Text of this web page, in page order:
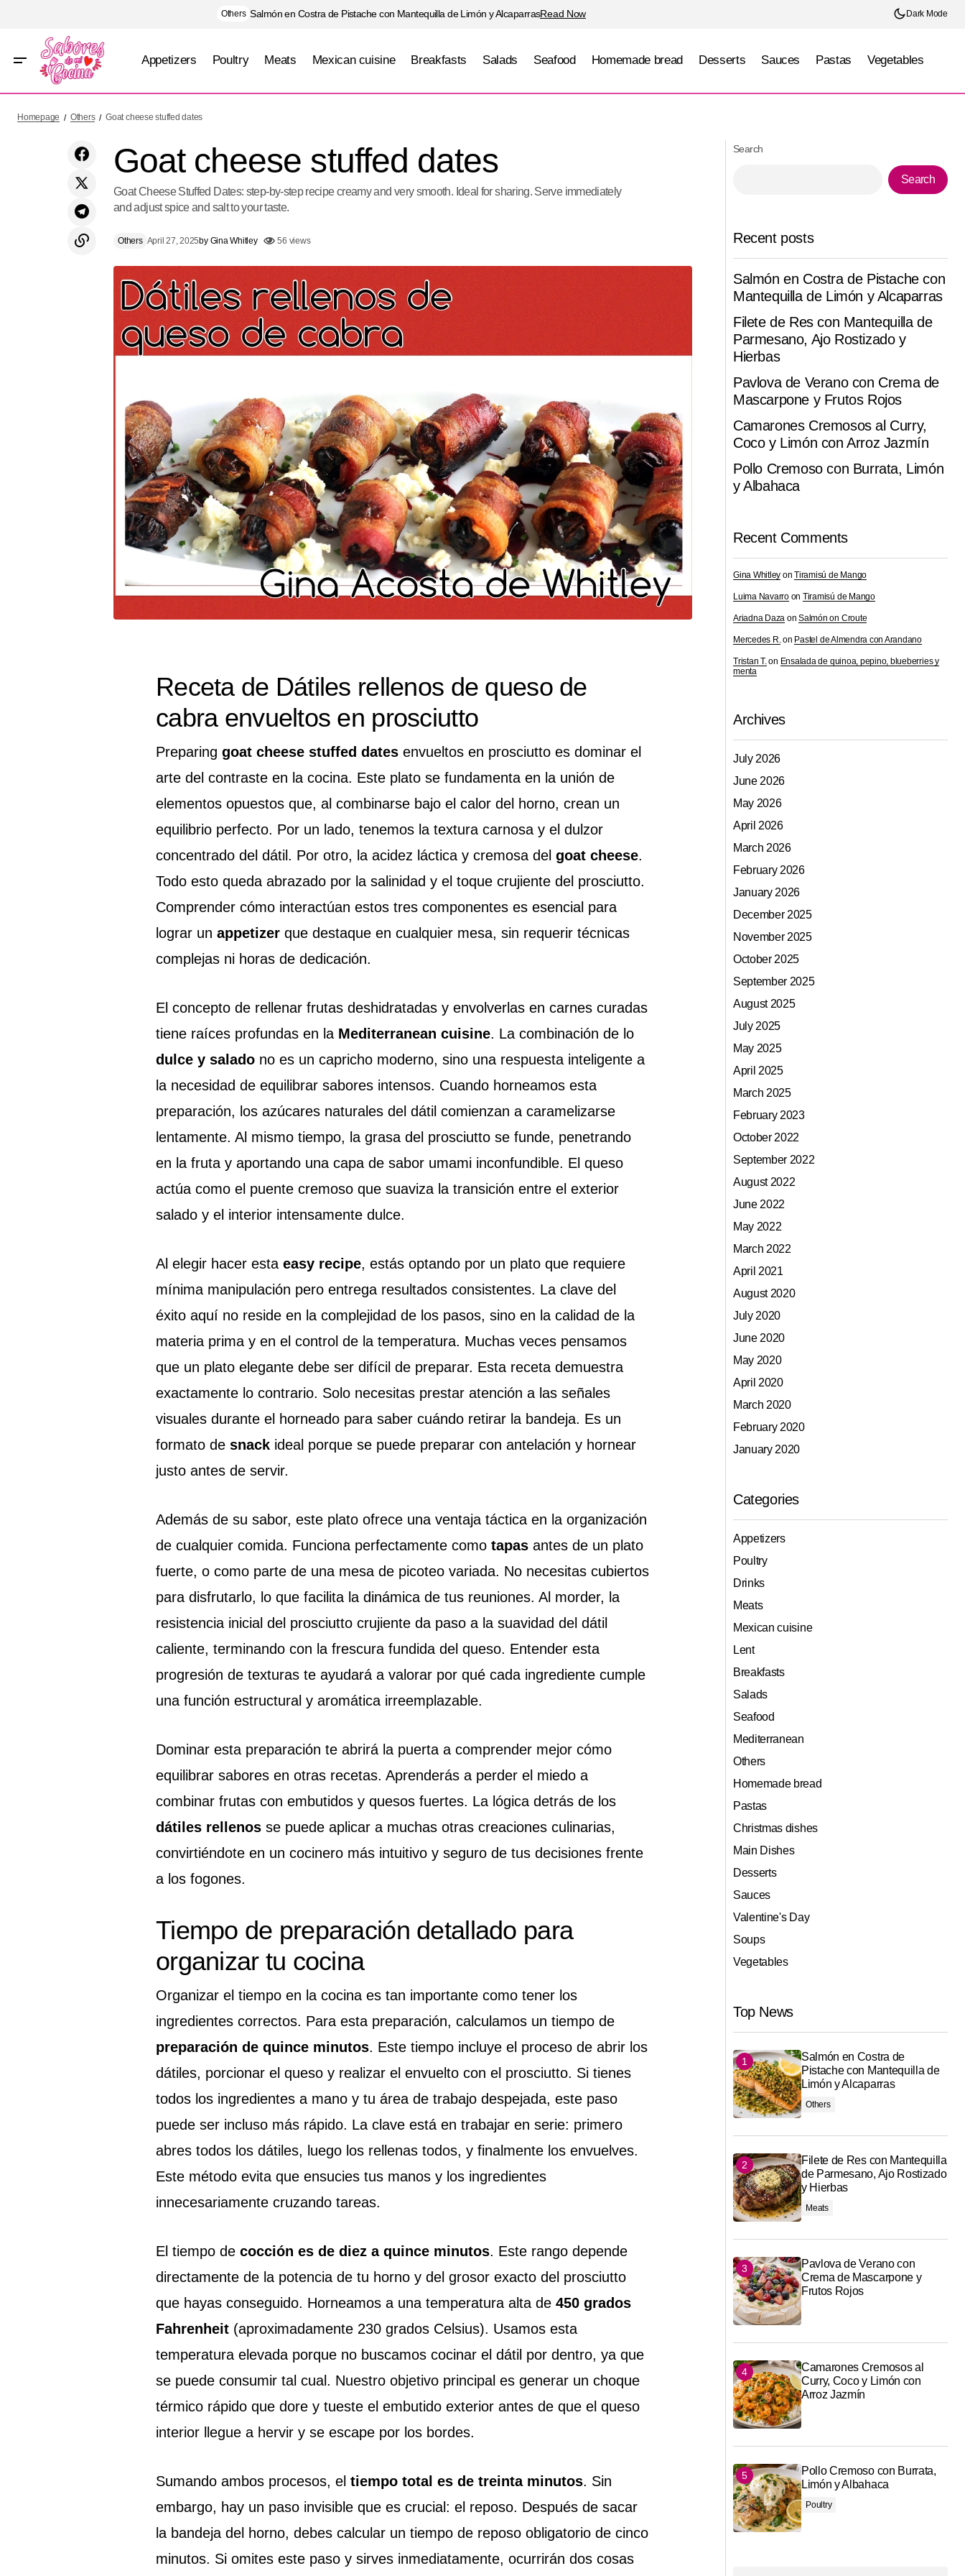
Others Salmón en Costra de Pistache con Mantequilla de Limón y AlcaparrasRead Now Dark Mode
Appetizers Poultry Meats Mexican cuisine Breakfasts Salads Seafood Homemade bread Desserts Sauces Pastas Vegetables
Chicken Parmesan
Homepage Others Goat cheese stuffed dates
Goat cheese stuffed dates
Goat Cheese Stuffed Dates: step-by-step recipe creamy and very smooth. Ideal for sharing. Serve immediately
and adjust spice and salt to your taste.
Others April 27, 2025by Gina Whitley 56 views
Receta de Dátiles rellenos de queso de
cabra envueltos en prosciutto
Preparing goat cheese stuffed dates envueltos en prosciutto es dominar el
arte del contraste en la cocina. Este plato se fundamenta en la unión de
elementos opuestos que, al combinarse bajo el calor del horno, crean un
equilibrio perfecto. Por un lado, tenemos la textura carnosa y el dulzor
concentrado del dátil. Por otro, la acidez láctica y cremosa del goat cheese.
Todo esto queda abrazado por la salinidad y el toque crujiente del prosciutto.
Comprender cómo interactúan estos tres componentes es esencial para
lograr un appetizer que destaque en cualquier mesa, sin requerir técnicas
complejas ni horas de dedicación.
El concepto de rellenar frutas deshidratadas y envolverlas en carnes curadas
tiene raíces profundas en la Mediterranean cuisine. La combinación de lo
dulce y salado no es un capricho moderno, sino una respuesta inteligente a
la necesidad de equilibrar sabores intensos. Cuando horneamos esta
preparación, los azúcares naturales del dátil comienzan a caramelizarse
lentamente. Al mismo tiempo, la grasa del prosciutto se funde, penetrando
en la fruta y aportando una capa de sabor umami inconfundible. El queso
actúa como el puente cremoso que suaviza la transición entre el exterior
salado y el interior intensamente dulce.
Al elegir hacer esta easy recipe, estás optando por un plato que requiere
mínima manipulación pero entrega resultados consistentes. La clave del
éxito aquí no reside en la complejidad de los pasos, sino en la calidad de la
materia prima y en el control de la temperatura. Muchas veces pensamos
que un plato elegante debe ser difícil de preparar. Esta receta demuestra
exactamente lo contrario. Solo necesitas prestar atención a las señales
visuales durante el horneado para saber cuándo retirar la bandeja. Es un
formato de snack ideal porque se puede preparar con antelación y hornear
justo antes de servir.
Además de su sabor, este plato ofrece una ventaja táctica en la organización
de cualquier comida. Funciona perfectamente como tapas antes de un plato
fuerte, o como parte de una mesa de picoteo variada. No necesitas cubiertos
para disfrutarlo, lo que facilita la dinámica de tus reuniones. Al morder, la
resistencia inicial del prosciutto crujiente da paso a la suavidad del dátil
caliente, terminando con la frescura fundida del queso. Entender esta
progresión de texturas te ayudará a valorar por qué cada ingrediente cumple
una función estructural y aromática irreemplazable.
Dominar esta preparación te abrirá la puerta a comprender mejor cómo
equilibrar sabores en otras recetas. Aprenderás a perder el miedo a
combinar frutas con embutidos y quesos fuertes. La lógica detrás de los
dátiles rellenos se puede aplicar a muchas otras creaciones culinarias,
convirtiéndote en un cocinero más intuitivo y seguro de tus decisiones frente
a los fogones.
Tiempo de preparación detallado para
organizar tu cocina
Organizar el tiempo en la cocina es tan importante como tener los
ingredientes correctos. Para esta preparación, calculamos un tiempo de
preparación de quince minutos. Este tiempo incluye el proceso de abrir los
dátiles, porcionar el queso y realizar el envuelto con el prosciutto. Si tienes
todos los ingredientes a mano y tu área de trabajo despejada, este paso
puede ser incluso más rápido. La clave está en trabajar en serie: primero
abres todos los dátiles, luego los rellenas todos, y finalmente los envuelves.
Este método evita que ensucies tus manos y los ingredientes
innecesariamente cruzando tareas.
El tiempo de cocción es de diez a quince minutos. Este rango depende
directamente de la potencia de tu horno y del grosor exacto del prosciutto
que hayas conseguido. Horneamos a una temperatura alta de 450 grados
Fahrenheit (aproximadamente 230 grados Celsius). Usamos esta
temperatura elevada porque no buscamos cocinar el dátil por dentro, ya que
se puede consumir tal cual. Nuestro objetivo principal es generar un choque
térmico rápido que dore y tueste el embutido exterior antes de que el queso
interior llegue a hervir y se escape por los bordes.
Sumando ambos procesos, el tiempo total es de treinta minutos. Sin
embargo, hay un paso invisible que es crucial: el reposo. Después de sacar
la bandeja del horno, debes calcular un tiempo de reposo obligatorio de cinco
minutos. Si omites este paso y sirves inmediatamente, ocurrirán dos cosas
Search
Search
Recent posts
Salmón en Costra de Pistache con
Mantequilla de Limón y Alcaparras
Filete de Res con Mantequilla de
Parmesano, Ajo Rostizado y
Hierbas
Pavlova de Verano con Crema de
Mascarpone y Frutos Rojos
Camarones Cremosos al Curry,
Coco y Limón con Arroz Jazmín
Pollo Cremoso con Burrata, Limón
y Albahaca
Recent Comments
Gina Whitley onTiramisú de Mango
Luima Navarroon Tiramisú de Mango
Ariadna Daza onSalmón on Croute
Mercedes R.on Pastel de Almendra con Arandano
Tristan T.on Ensalada de quinoa, pepino, blueberries y
menta
Archives
July 2026
June 2026
May 2026
April 2026
March 2026
February 2026
January 2026
December 2025
November 2025
October 2025
September 2025
August 2025
July 2025
May 2025
April 2025
March 2025
February 2023
October 2022
September 2022
August 2022
June 2022
May 2022
March 2022
April 2021
August 2020
July 2020
June 2020
May 2020
April 2020
March 2020
February 2020
January 2020
Categories
Appetizers
Poultry
Drinks
Meats
Mexican cuisine
Lent
Breakfasts
Salads
Seafood
Mediterranean
Others
Homemade bread
Pastas
Christmas dishes
Main Dishes
Desserts
Sauces
Valentine's Day
Soups
Vegetables
Top News
Salmón en Costra de
Pistache con Mantequilla de
Limón y Alcaparras
Others
Filete de Res con Mantequilla
de Parmesano, Ajo Rostizado
y Hierbas
Meats
Pavlova de Verano con
Crema de Mascarpone y
Frutos Rojos
Camarones Cremosos al
Curry, Coco y Limón con
Arroz Jazmín
Pollo Cremoso con Burrata,
Limón y Albahaca
Poultry